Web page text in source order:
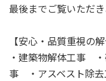
最後までご覧いただ
【安心・品質重視の
・建築物解体工事
事 ・アスベスト除去